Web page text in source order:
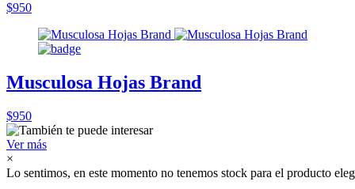
$950
Musculosa Hojas Brand
$950
Ver más
×
Lo sentimos, en este momento no tenemos stock para el producto